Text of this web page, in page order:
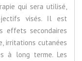
qui sera utilisé,
visés. Il est
effets secondaires
irritations cutanées
à long terme. Les